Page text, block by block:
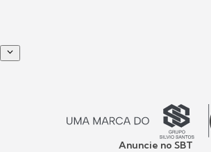
Anuncie no SBT